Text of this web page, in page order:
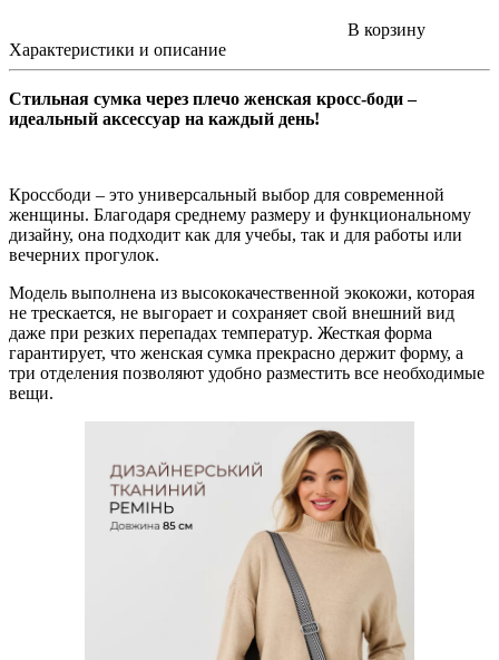
В корзину
Характеристики и описание
Стильная сумка через плечо женская кросс-боди –
идеальный аксессуар на каждый день!
Кроссбоди – это универсальный выбор для современной
женщины. Благодаря среднему размеру и функциональному
дизайну, она подходит как для учебы, так и для работы или
вечерних прогулок.
Модель выполнена из высококачественной экокожи, которая
не трескается, не выгорает и сохраняет свой внешний вид
даже при резких перепадах температур. Жесткая форма
гарантирует, что женская сумка прекрасно держит форму, а
три отделения позволяют удобно разместить все необходимые
вещи.